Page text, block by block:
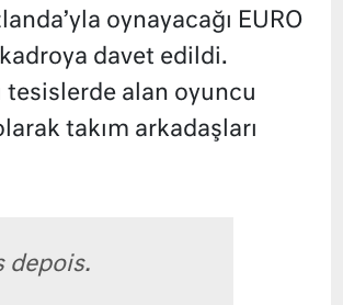
oynayacağı EURO
davet edildi.
tesislerde alan oyuncu
takım arkadaşları
depois.